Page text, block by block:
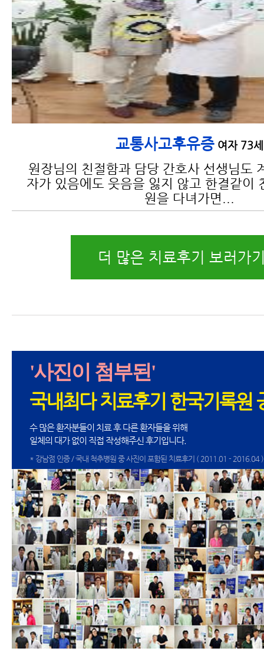
교통사고후유증여자 73세
원장님의 친절함과 담당 간호사 선생님도
자가 있음에도 웃음을 잃지 않고 한결같이
원을 다녀가면...
더 많은 치료후기 보러가
'사진이 첨부된'
국내최다 치료후기 한국기록원
수 많은 환자분들이 치료 후 다른 환자들을 위해
일체의 대가 없이 직접 작성해주신 후기입니다.
* 강남점 인증 / 국내 척추병원 중 사진이 포함된 치료후기 ( 2011.01 - 2016.04 )